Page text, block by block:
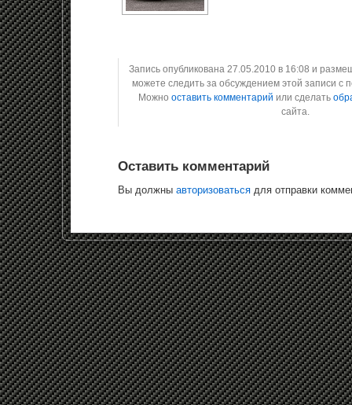
Запись опубликована 27.05.2010 в 16:08 и
можете следить за обсуждением этой записи с
Можно оставить комментарий или сделать
сайта.
Оставить комментарий
Вы должны авторизоваться для отправки